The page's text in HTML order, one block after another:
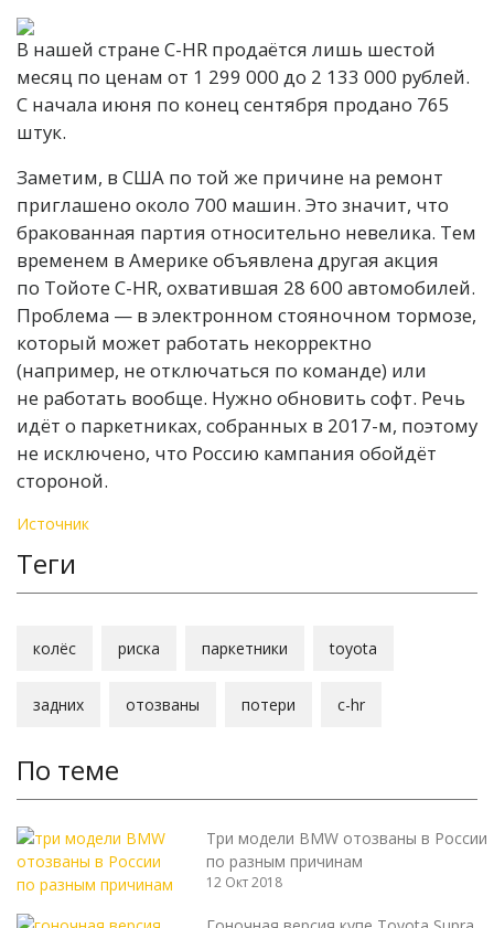
В нашей стране C-HR продаётся лишь шестой
месяц по ценам от 1 299 000 до 2 133 000 рублей.
С начала июня по конец сентября продано 765
штук.
Заметим, в США по той же причине на ремонт
приглашено около 700 машин. Это значит, что
бракованная партия относительно невелика. Тем
временем в Америке объявлена другая акция
по Тойоте C-HR, охватившая 28 600 автомобилей.
Проблема — в электронном стояночном тормозе,
который может работать некорректно
(например, не отключаться по команде) или
не работать вообще. Нужно обновить софт. Речь
идёт о паркетниках, собранных в 2017-м, поэтому
не исключено, что Россию кампания обойдёт
стороной.
Источник
Теги
колёс риска паркетники toyota
задних отозваны потери c-hr
По теме
Три модели BMW отозваны в России
по разным причинам
12 Окт 2018